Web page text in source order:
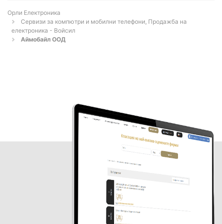
Орли Електроника
Сервизи за компютри и мобилни телефони, Продажба на
електроника - Войсил
Аймобайл ООД